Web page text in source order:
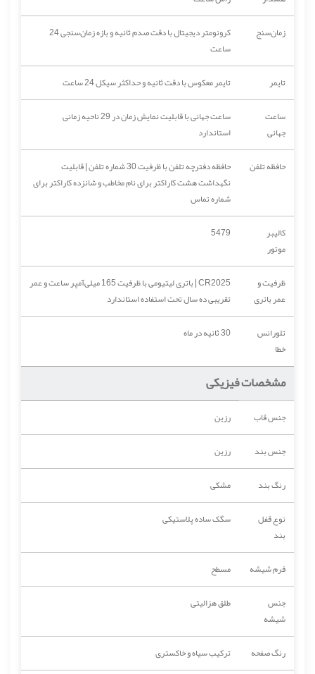
زمان‌سنج
کرونومتر دیجیتال با دقت صدم ثانیه و بازه زمان‌سنجی 24
ساعت
تایمر
تایمر معکوس با دقت ثانیه و حداکثر سیکل 24 ساعت
ساعت
جهانی
ساعت جهانی با قابلیت نمایش زمان در 29 ناحیه زمانی
استاندارد
حافظه تلفن
حافظه دفترچه تلفن با ظرفیت 30 شماره تلفن | قابلیت
نگهداشت هشت کاراکتر برای نام مخاطب و شانزده کاراکتر برای
شماره تماس
کالیبر
موتور
5479
ظرفیت و
عمر باتری
CR2025 | باتری لیتیومی با ظرفیت 165 میلی‌آمپر ساعت و عمر
تقریبی ده سال تحت استفاده استاندارد
تلورانس
خطا
30 ثانیه در ماه
مشخصات فیزیکی
جنس قاب
رزین
جنس بند
رزین
رنگ بند
مشکی
نوع قفل
بند
سگک ساده پلاستیکی
فرم شیشه
مسطح
جنس
شیشه
طلق هزالیتی
رنگ صفحه
ترکیب سیاه و خاکستری